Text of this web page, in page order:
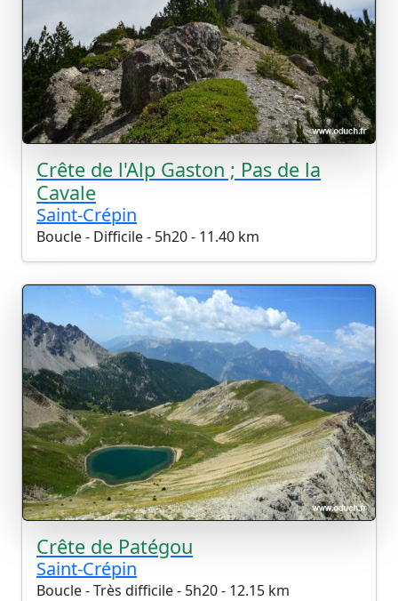
Crête de l'Alp Gaston ; Pas de la
Cavale
Saint-Crépin
Boucle - Difficile - 5h20 - 11.40 km
Crête de Patégou
Saint-Crépin
Boucle - Très difficile - 5h20 - 12.15 km